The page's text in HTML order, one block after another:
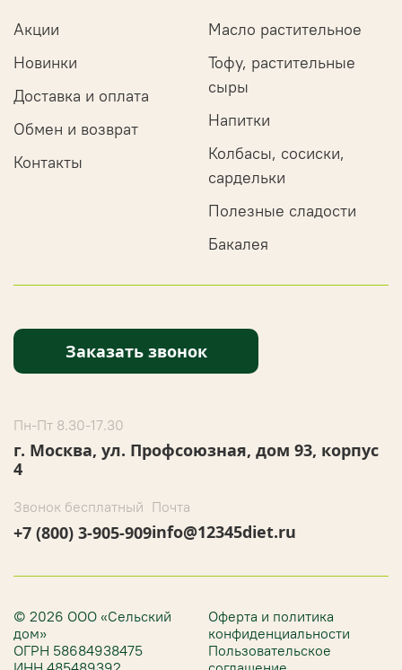
Акции
Новинки
Доставка и оплата
Обмен и возврат
Контакты
Масло растительное
Тофу, растительные
сыры
Напитки
Колбасы, сосиски,
сардельки
Полезные сладости
Бакалея
Заказать звонок
Пн-Пт 8.30-17.30
г. Москва, ул. Профсоюзная, дом 93, корпус
4
Звонок бесплатный
+7 (800) 3-905-909
Почта
info@12345diet.ru
© 2026 ООО «Сельский
дом»
ОГРН 58684938475
Оферта и политика
конфиденциальности
Пользовательское